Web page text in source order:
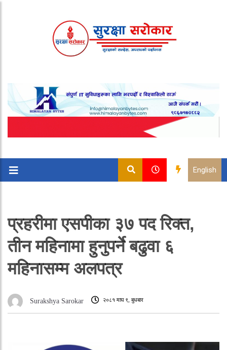
English
प्रहरीमा एसपीका ३७ पद रिक्त,
तीन महिनामा हुनुपर्ने बढुवा ६
महिनासम्म अलपत्र
Surakshya Sarokar २०८१ माघ ९, बुधबार